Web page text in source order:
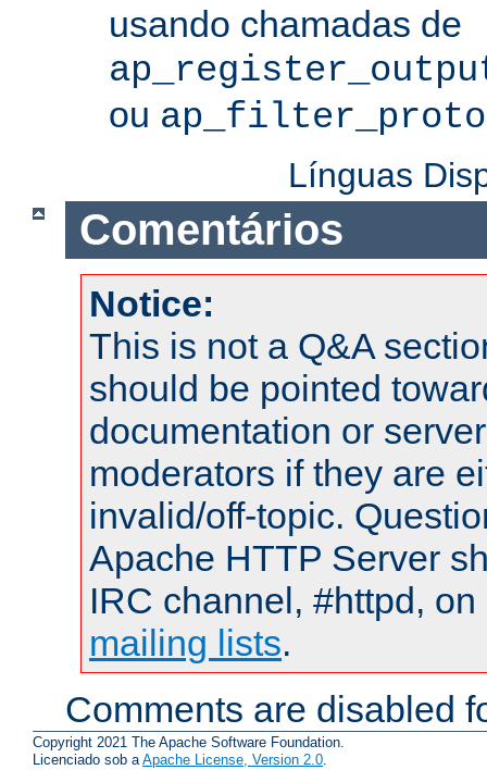
usando chamadas de
ou
Línguas
Comentários
Notice:
This is not a Q&A
should be pointed
documentation or
moderators if they are
invalid/off-topic.
Apache HTTP Server
IRC channel, #httpd,
mailing lists.
Comments are disabled
Copyright 2021 The Apache Software Foundation.
Licenciado sob aApache License, Version 2.0.